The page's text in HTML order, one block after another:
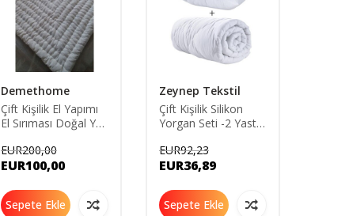
Demethome
Çift Kişilik El Yapımı
El Sırıması Doğal Yün
Ağırlığındadır
EUR200,00
EUR100,00
Sepete Ekle
Zeynep Tekstil
Çift Kişilik Silikon
Yorgan Seti -2 Yastık
EUR92,23
EUR36,89
Sepete Ekle